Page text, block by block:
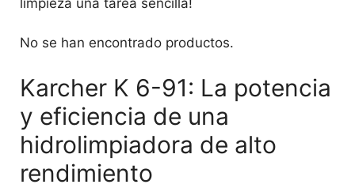
No se han encontrado productos.
Karcher K 6-91: La potencia
y eficiencia de una
hidrolimpiadora de alto
rendimiento